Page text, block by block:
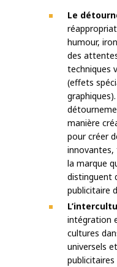
Le
humour,
des
techniques
(effets
manière
pour créer
innovantes,
la marque
distinguent
publicitaire
intégration
cultures
universels
publicitaires